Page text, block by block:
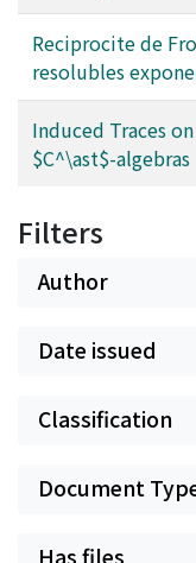
Reciprocite de
resolubles
Induced Traces
$C^\ast$-algebras
Filters
Author
Date issued
Classification
Document
Has files